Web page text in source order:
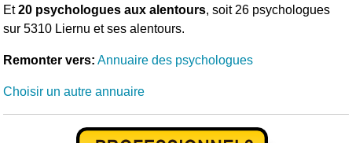
Et20 psychologues aux alentours, soit 26 psychologues
sur 5310 Liernu et ses alentours.
Remonter vers: Annuaire des psychologues
Choisir un autre annuaire